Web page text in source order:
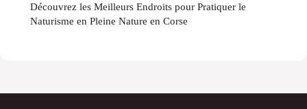
Découvrez les Meilleurs Endroits pour Pratiquer le
Naturisme en Pleine Nature en Corse